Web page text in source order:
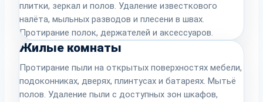
плитки, зеркал и полов. Удаление известкового
налёта, мыльных разводов и плесени в швах.
Протирание полок, держателей и аксессуаров.
Жилые комнаты
Протирание пыли на открытых поверхностях мебели,
подоконниках, дверях, плинтусах и батареях. Мытьё
полов. Удаление пыли с доступных зон шкафов,